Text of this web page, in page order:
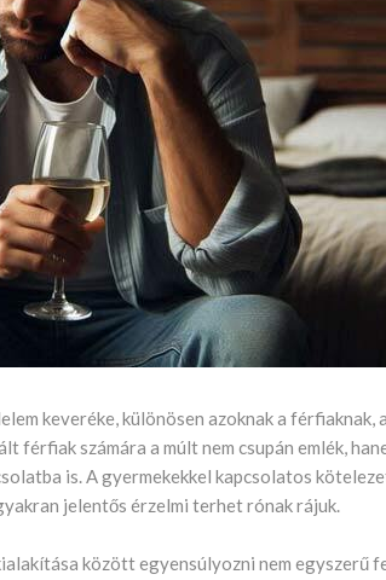
keveréke, különösen azoknak a férfiaknak,
férfiak számára a múlt nem csupán emlék,
is. A gyermekekkel kapcsolatos
jelentős érzelmi terhet rónak rájuk.
között egyensúlyozni nem egyszerű